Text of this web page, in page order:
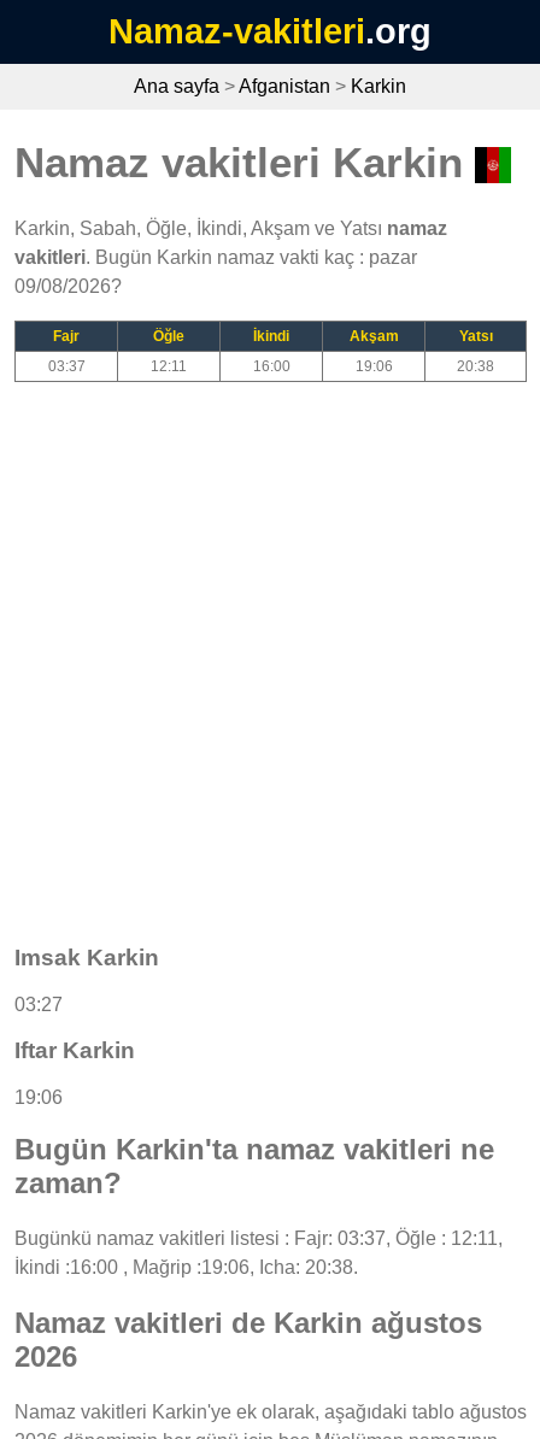
Namaz-vakitleri.org
Ana sayfa >Afganistan > Karkin
Namaz vakitleri Karkin
Karkin, Sabah, Öğle, İkindi, Akşam ve Yatsı namaz
vakitleri. Bugün Karkin namaz vakti kaç : pazar
09/08/2026?
Fajr Öğle İkindi Akşam
Yatsı
03:37
12:11 16:00 19:06 20:38
Imsak Karkin
03:27
Iftar Karkin
19:06
Bugün Karkin'ta namaz vakitleri ne
zaman?
Bugünkü namaz vakitleri listesi : Fajr: 03:37, Öğle : 12:11,
İkindi :16:00 , Mağrip :19:06, Icha: 20:38.
Namaz vakitleri de Karkin ağustos
2026
Namaz vakitleri Karkin'ye ek olarak, aşağıdaki tablo ağustos